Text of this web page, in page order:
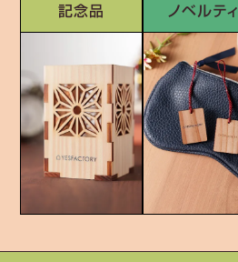
記念品 ノベルティ